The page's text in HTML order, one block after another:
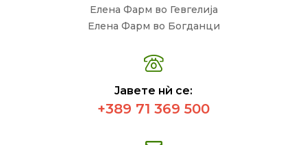
Елена Фарм во Гевгелија
Елена Фарм во Богданци
Јавете нѝ се:
+389 71 369 500